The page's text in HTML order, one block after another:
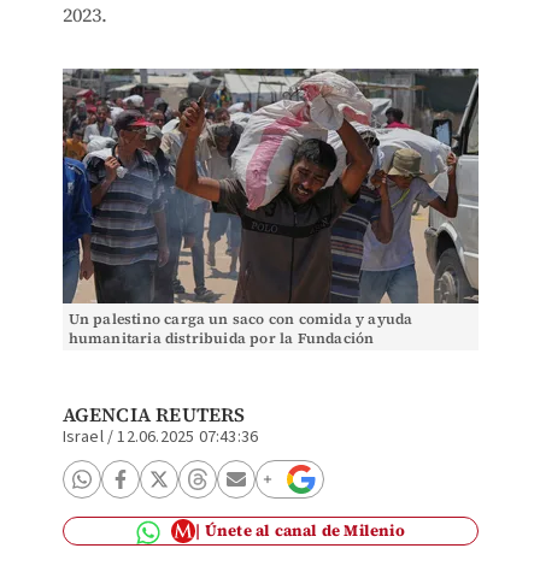
2023.
Un palestino carga un saco con comida y ayuda
humanitaria distribuida por la Fundación
AGENCIA REUTERS
Israel/12.06.2025 07:43:36
Únete al canal de Milenio